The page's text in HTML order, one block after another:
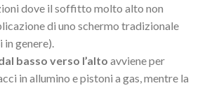
dove il soffitto molto alto non
di uno schermo tradizionale
genere).
basso verso l’alto avviene per
in allumino e pistoni a gas, mentre la